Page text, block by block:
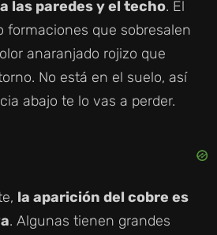
las paredes y el techo. El
formaciones que sobresalen
anaranjado rojizo que
No está en el suelo, así
abajo te lo vas a perder.
la aparición del cobre es
. Algunas tienen grandes